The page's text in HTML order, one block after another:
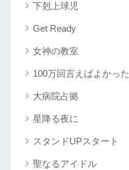
下剋上球児
Get Ready
女神の教室
100万回言えばよかった
大病院占拠
星降る夜に
スタンドUPスタート
聖なるアイドル